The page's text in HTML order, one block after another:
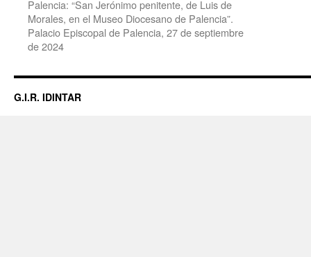
Palencia: “San Jerónimo penitente, de Luis de
Morales, en el Museo Diocesano de Palencia”.
Palacio Episcopal de Palencia, 27 de septiembre
de 2024
G.I.R. IDINTAR